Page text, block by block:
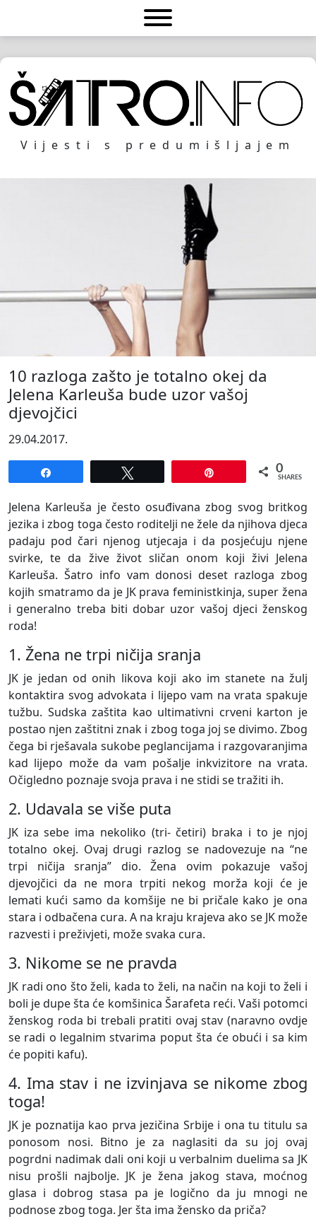
Vijesti s predumišljajem
10 razloga zašto je totalno okej da
Jelena Karleuša bude uzor vašoj
djevojčici
29.04.2017.
0
SHARES
Jelena Karleuša je često osuđivana zbog svog britkog
jezika i zbog toga često roditelji ne žele da njihova djeca
padaju pod čari njenog utjecaja i da posjećuju njene
svirke, te da žive život sličan onom koji živi Jelena
Karleuša. Šatro info vam donosi deset razloga zbog
kojih smatramo da je JK prava feministkinja, super žena
i generalno treba biti dobar uzor vašoj djeci ženskog
roda!
1. Žena ne trpi ničija sranja
JK je jedan od onih likova koji ako im stanete na žulj
kontaktira svog advokata i lijepo vam na vrata spakuje
tužbu. Sudska zaštita kao ultimativni crveni karton je
postao njen zaštitni znak i zbog toga joj se divimo. Zbog
čega bi rješavala sukobe peglancijama i razgovaranjima
kad lijepo može da vam pošalje inkvizitore na vrata.
Očigledno poznaje svoja prava i ne stidi se tražiti ih.
2. Udavala se više puta
JK iza sebe ima nekoliko (tri- četiri) braka i to je njoj
totalno okej. Ovaj drugi razlog se nadovezuje na “ne
trpi ničija sranja” dio. Žena ovim pokazuje vašoj
djevojčici da ne mora trpiti nekog morža koji će je
lemati kući samo da komšije ne bi pričale kako je ona
stara i odbačena cura. A na kraju krajeva ako se JK može
razvesti i preživjeti, može svaka cura.
3. Nikome se ne pravda
JK radi ono što želi, kada to želi, na način na koji to želi i
boli je dupe šta će komšinica Šarafeta reći. Vaši potomci
ženskog roda bi trebali pratiti ovaj stav (naravno ovdje
se radi o legalnim stvarima poput šta će obući i sa kim
će popiti kafu).
4. Ima stav i ne izvinjava se nikome zbog
toga!
JK je poznatija kao prva jezičina Srbije i ona tu titulu sa
ponosom nosi. Bitno je za naglasiti da su joj ovaj
pogrdni nadimak dali oni koji u verbalnim duelima sa JK
nisu prošli najbolje. JK je žena jakog stava, moćnog
glasa i dobrog stasa pa je logično da ju mnogi ne
podnose zbog toga. Jer šta ima žensko da priča?